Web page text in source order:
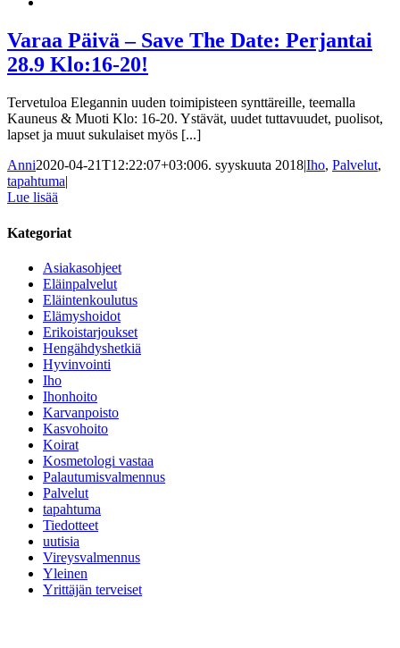
Varaa Päivä – Save The Date: Perjantai
28.9 Klo:16-20!
Tervetuloa Elegannin uuden toimipisteen synttäreille, teemalla
Kauneus & Muoti Klo: 16-20. Ystävät, uudet tuttavuudet, puolisot,
lapset ja muut sukulaiset myös [...]
Anni2020-04-21T12:22:07+03:006. syyskuuta 2018|Iho, Palvelut,
tapahtuma|
Lue lisää
Kategoriat
Asiakasohjeet
Eläinpalvelut
Eläintenkoulutus
Elämyshoidot
Erikoistarjoukset
Hengähdyshetkiä
Hyvinvointi
Iho
Ihonhoito
Karvanpoisto
Kasvohoito
Koirat
Kosmetologi vastaa
Palautumisvalmennus
Palvelut
tapahtuma
Tiedotteet
uutisia
Vireysvalmennus
Yleinen
Yrittäjän terveiset